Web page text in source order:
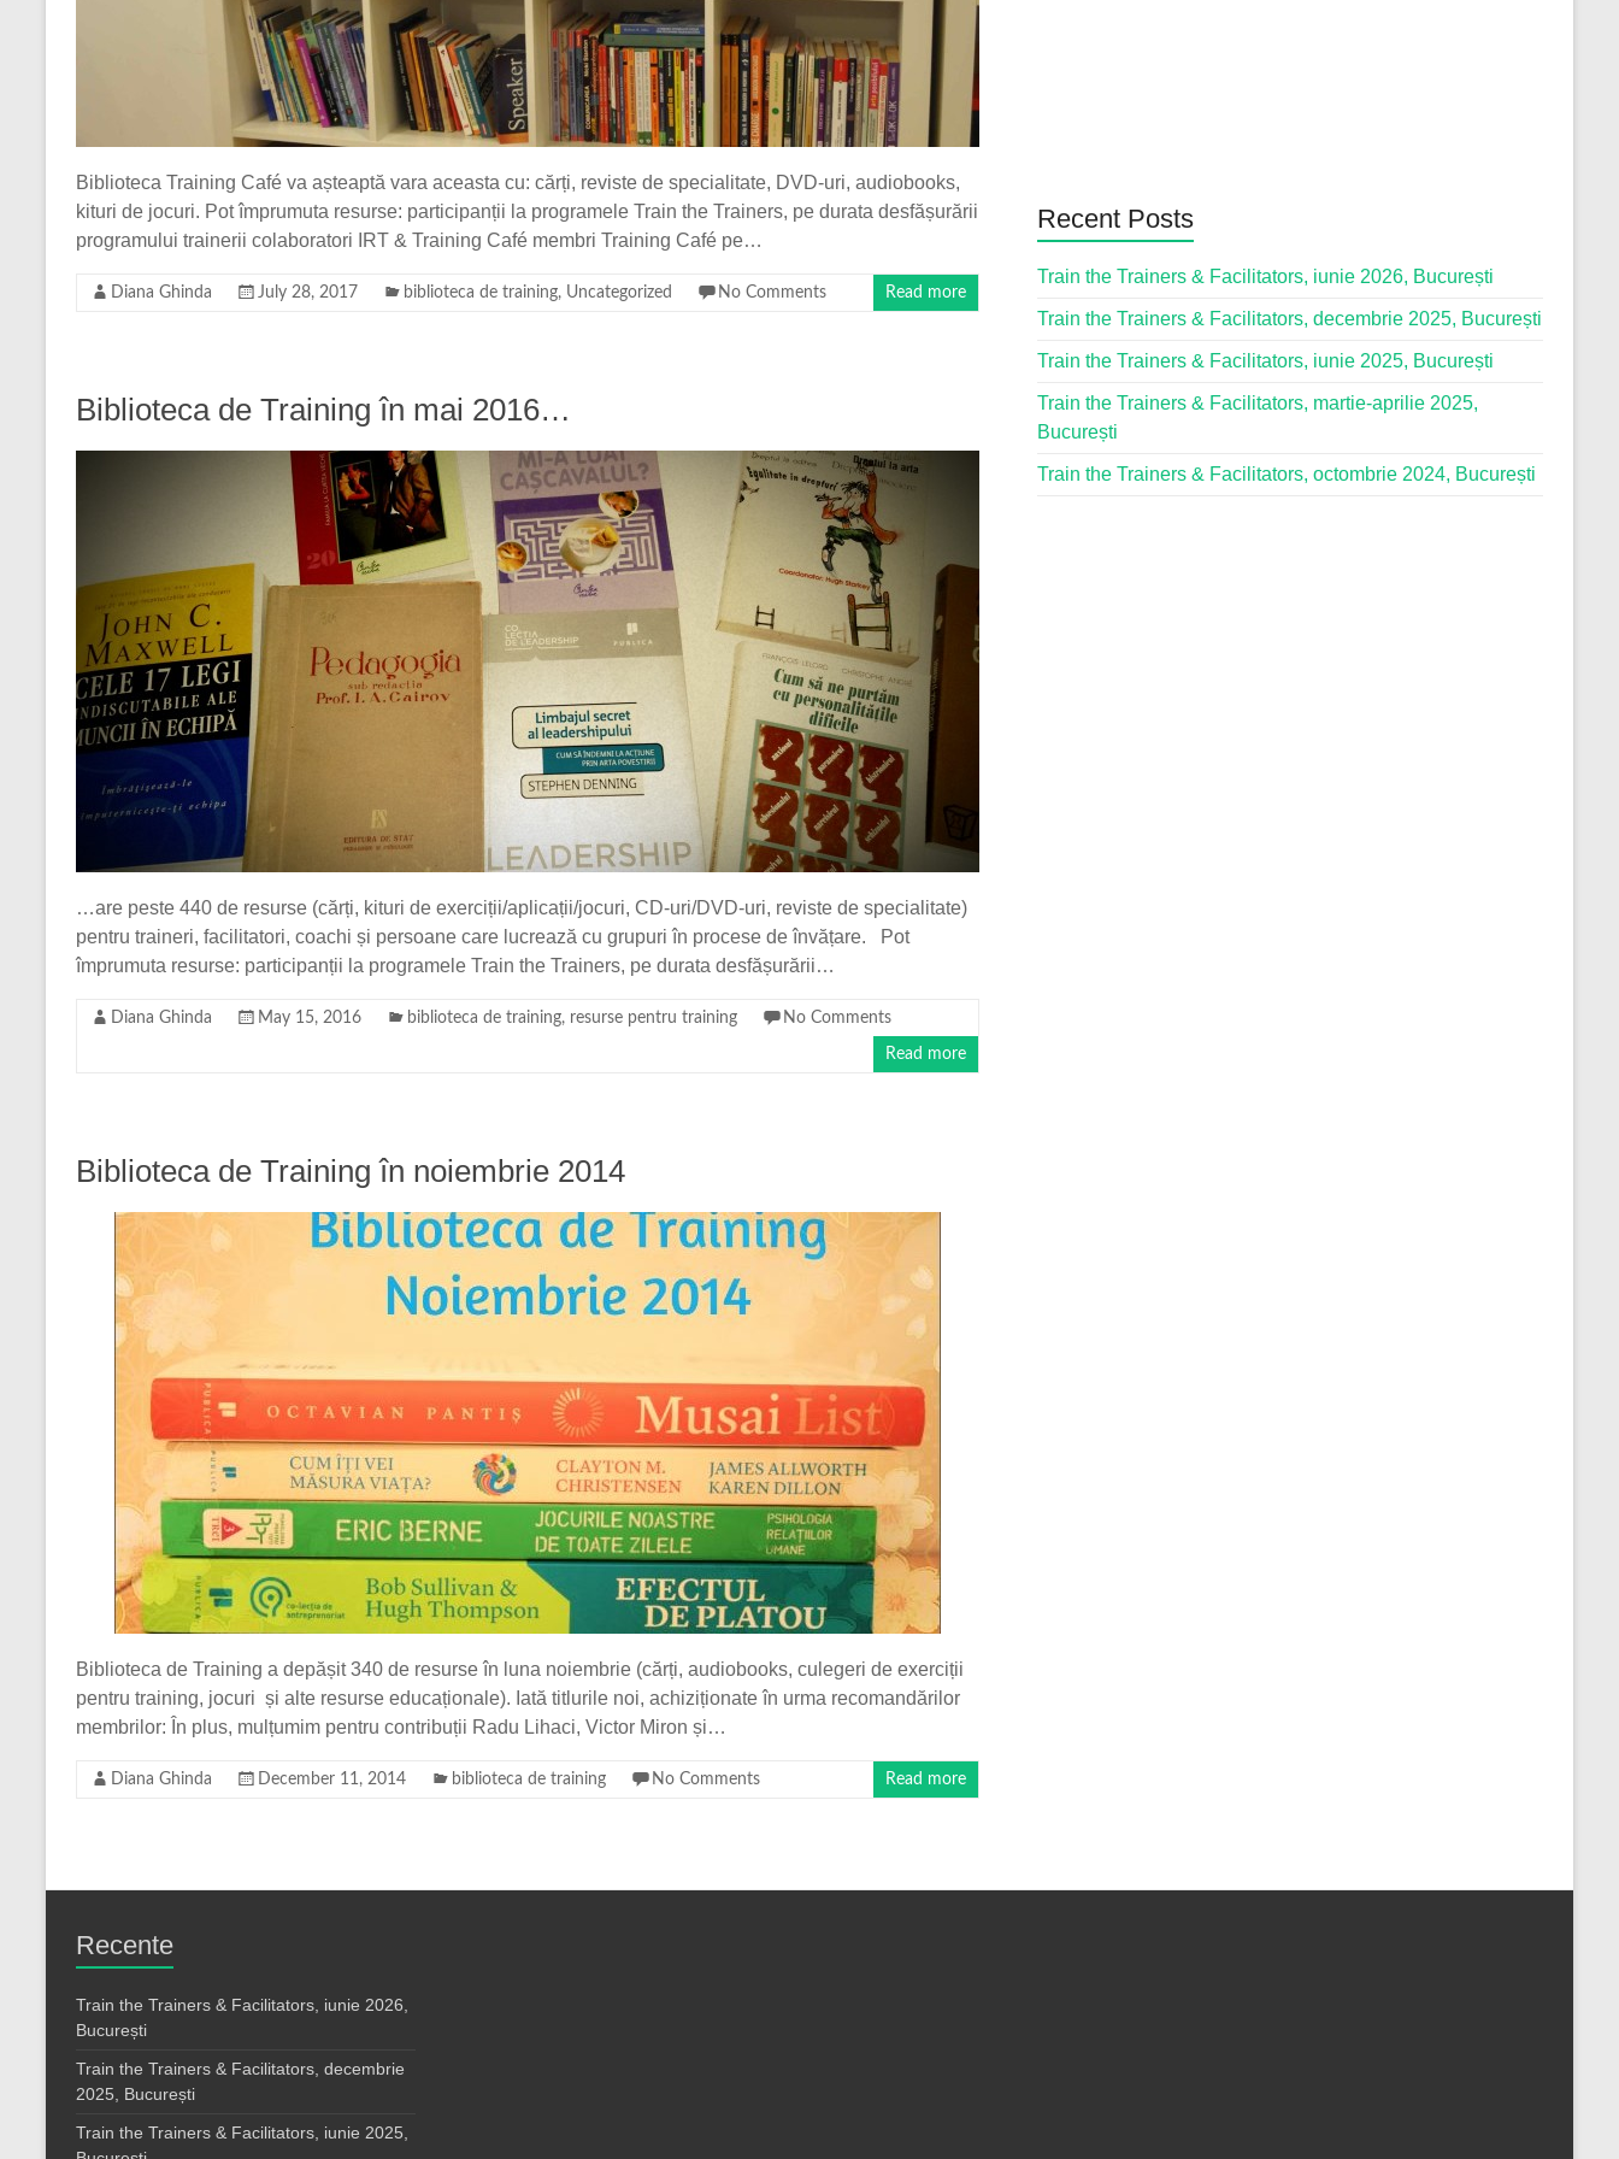
Biblioteca Training Café va așteaptă vara aceasta cu: cărți, reviste de specialitate, DVD-uri, audiobooks,
kituri de jocuri. Pot împrumuta resurse: participanții la programele Train the Trainers, pe durata desfășurării
programului trainerii colaboratori IRT & Training Café membri Training Café pe…
Diana Ghinda July 28, 2017 biblioteca de training, Uncategorized No Comments Read more
Biblioteca de Training în mai 2016…
…are peste 440 de resurse (cărți, kituri de exerciții/aplicații/jocuri, CD-uri/DVD-uri, reviste de specialitate)
pentru traineri, facilitatori, coachi și persoane care lucrează cu grupuri în procese de învățare. Pot
împrumuta resurse: participanții la programele Train the Trainers, pe durata desfășurării…
Diana Ghinda May 15, 2016 biblioteca de training, resurse pentru training No Comments
Read more
Biblioteca de Training în noiembrie 2014
Biblioteca de Training a depășit 340 de resurse în luna noiembrie (cărți, audiobooks, culegeri de exerciții
pentru training, jocuri și alte resurse educaționale). Iată titlurile noi, achiziționate în urma recomandărilor
membrilor: În plus, mulțumim pentru contribuții Radu Lihaci, Victor Miron și…
Diana Ghinda December 11, 2014 biblioteca de training No Comments Read more
Recent Posts
Train the Trainers & Facilitators, iunie 2026, București
Train the Trainers & Facilitators, decembrie 2025, București
Train the Trainers & Facilitators, iunie 2025, București
Train the Trainers & Facilitators, martie-aprilie 2025,
București
Train the Trainers & Facilitators, octombrie 2024, București
Recente
Train the Trainers & Facilitators, iunie 2026,
București
Train the Trainers & Facilitators, decembrie
2025, București
Train the Trainers & Facilitators, iunie 2025,